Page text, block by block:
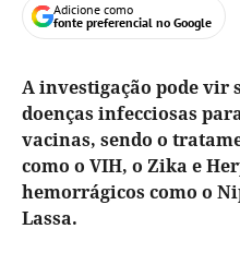
Adicione como
fonte preferencial no Google
A investigação pode vir
doenças infecciosas
vacinas, sendo o
como o VIH, o Zika e
hemorrágicos como o
Lassa.